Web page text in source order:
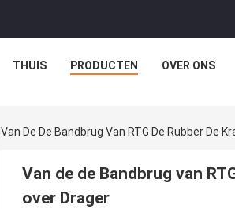
THUIS PRODUCTEN OVER ONS
Van De De Bandbrug Van RTG De Rubber De
Van de de Bandbrug van
over Drager